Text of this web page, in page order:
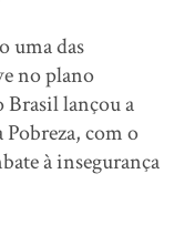
uma das
no plano
Brasil lançou a
com o
à insegurança